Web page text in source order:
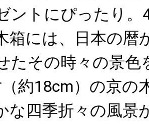
ントにぴったり。
箱には、日本の暦
たその時々の景
約18cm）の京の
な四季折々の風景